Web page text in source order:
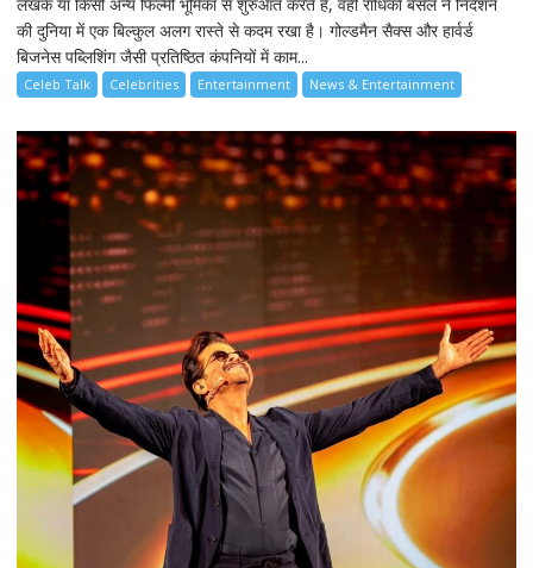
की दुनिया में एक बिल्कुल अलग रास्ते से कदम रखा है। गोल्डमैन सैक्स और हार्वर्ड
बिजनेस पब्लिशिंग जैसी प्रतिष्ठित कंपनियों में काम...
Celeb Talk Celebrities Entertainment News & Entertainment